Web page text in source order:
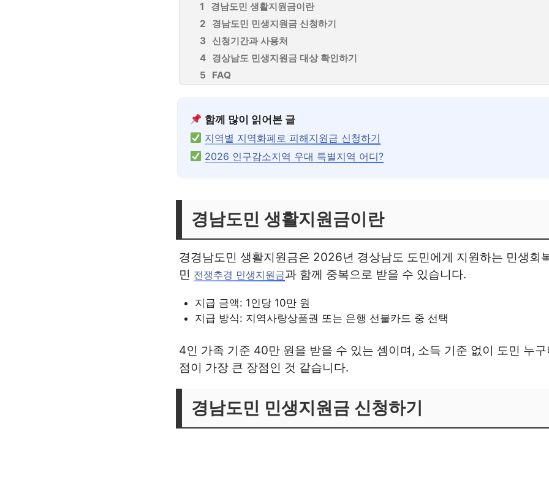
경남도민 생활지원금이란
경남도민 민생지원금 신청하기
신청기간과 사용처
경상남도 민생지원금 대상 확인하기
FAQ
함께 많이 읽어본 글
지역별 지역화폐로 피해지원금 신청하기
2026 인구감소지역 우대 특별지역 어디?
경남도민 생활지원금이란
경경남도민 생활지원금은 2026년 경상남도 도민에게 지원하는 민생회
민 전쟁추경 민생지원금과 함께 중복으로 받을 수 있습니다.
지급 금액: 1인당 10만 원
지급 방식: 지역사랑상품권 또는 은행 선불카드 중 선택
4인 가족 기준 40만 원을 받을 수 있는 셈이며, 소득 기준 없이 도민 누
점이 가장 큰 장점인 것 같습니다.
경남도민 민생지원금 신청하기